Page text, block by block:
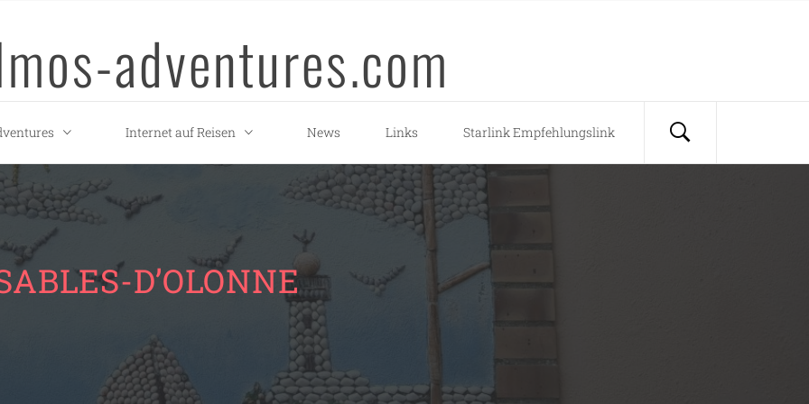
adventures.com
Internet auf Reisen News Links Starlink Empfehlungslink
D’OLONNE